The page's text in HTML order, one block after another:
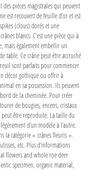
des pièces magistrales qui peuvent
est recouvert de feuille d’or et est
(clous) dorés et une
blancs. C’est une pièce qui à
mais également embellir un
table. Ce crâne peut être accroché
sont parfaits pour commencer
décor gothique ou offrir à
en sa possession. Ils peuvent
de la cheminée. Pour créer
de bougies, encens, cristaux
peut être reproduite. La taille du
d’un modèle à l’autre.
la catégorie « crânes fleuris ».
etc. Plus d’informations
flowers and whole roe deer
specimen, organic material,